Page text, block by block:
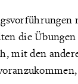
die Übungen
mit den